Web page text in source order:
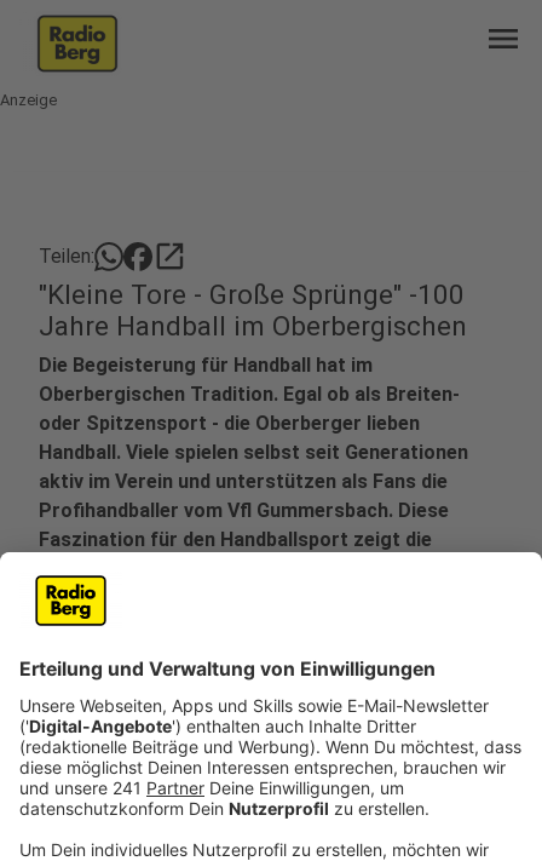
menu
Anzeige
Teilen: open_in_new
"Kleine Tore - Große Sprünge" -100
Jahre Handball im Oberbergischen
Die Begeisterung für Handball hat im
Oberbergischen Tradition. Egal ob als Breiten-
oder Spitzensport - die Oberberger lieben
Handball. Viele spielen selbst seit Generationen
aktiv im Verein und unterstützen als Fans die
Profihandballer vom Vfl Gummersbach. Diese
Faszination für den Handballsport zeigt die
auf Schloss Homburg in Nümbrecht.
Anzeige
Das erwartet Euch
Anzeige